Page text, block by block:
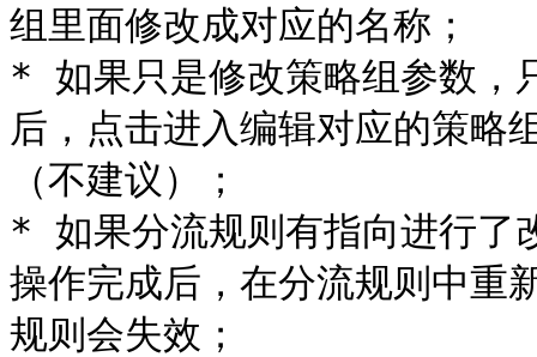
组里面修改成对应的名称；
* 如果只是修改策略组参数，
后，点击进入编辑对应的策略
（不建议）；
* 如果分流规则有指向进行
操作完成后，在分流规则中重
规则会失效；